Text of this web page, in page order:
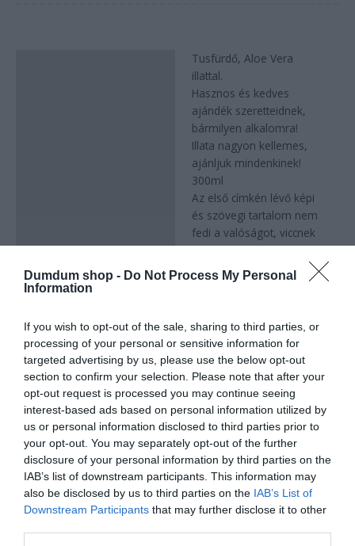
Dumdum shop - Do Not Process My Personal
Information
If you wish to opt-out of the sale, sharing to third parties, or
processing of your personal or sensitive information for
targeted advertising by us, please use the below opt-out
section to confirm your selection. Please note that after your
opt-out request is processed you may continue seeing
interest-based ads based on personal information utilized by
us or personal information disclosed to third parties prior to
your opt-out. You may separately opt-out of the further
disclosure of your personal information by third parties on the
IAB’s list of downstream participants. This information may
also be disclosed by us to third parties on the IAB’s List of
Downstream Participants that may further disclose it to other
Tusfürdő, Aloe Vera
illattal.
Hasznos és kedves
ajándék szeretteidnek,
bármilyen alkalomra!
Illata nagyon kellemes,
ajánljuk mindenkinek!
300ml
Az első címkén lévő képi
és szövegi tartalom nem
fedi a valóságot, viccnek
szántuk!
Kapcsolódó termékek
Tusfürdő
APA – VICCES
Tusfürdő
70 ÉVEMBE KERÜLT,